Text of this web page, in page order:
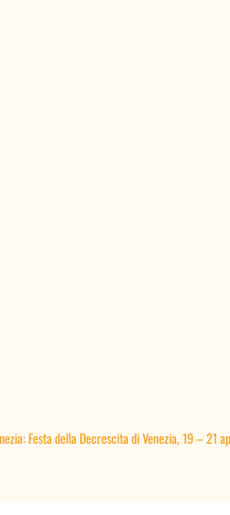
Festa della Decrescita di Venezia, 19 – 21